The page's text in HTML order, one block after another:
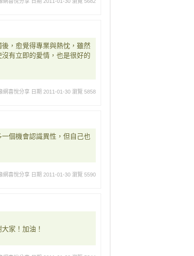
，愈覺得專業與熱忱，雖然
有立即的愛情，也是很好的
網喜悅分享 日期 2011-01-30 瀏覽 5858
個機會認識異性，但自己也
網喜悅分享 日期 2011-01-30 瀏覽 5590
家！加油！